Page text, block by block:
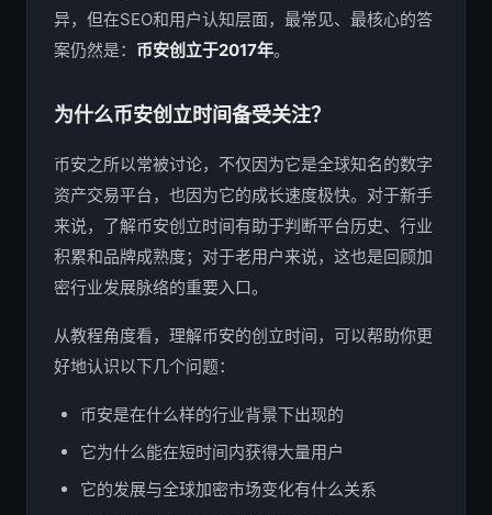
异，但在SEO和用户认知层面，最常见、最核心的答
案仍然是： 币安创立于2017年。
为什么币安创立时间备受关注？
币安之所以常被讨论，不仅因为它是全球知名的数字
资产交易平台，也因为它的成长速度极快。对于新手
来说，了解币安创立时间有助于判断平台历史、行业
积累和品牌成熟度；对于老用户来说，这也是回顾加
密行业发展脉络的重要入口。
从教程角度看，理解币安的创立时间，可以帮助你更
好地认识以下几个问题：
币安是在什么样的行业背景下出现的
它为什么能在短时间内获得大量用户
它的发展与全球加密市场变化有什么关系